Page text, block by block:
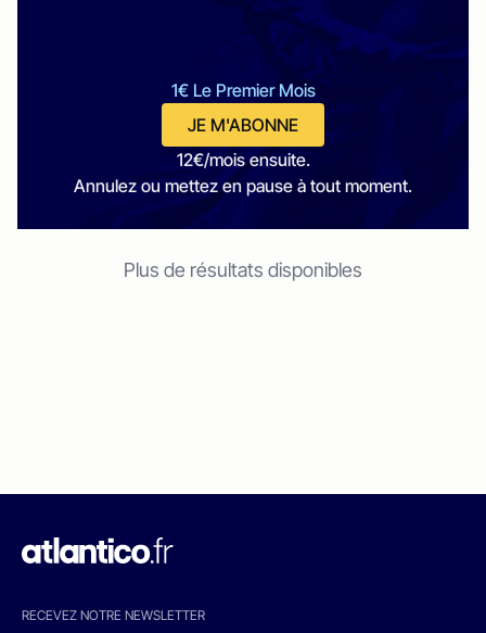
1€ Le Premier Mois
JE M'ABONNE
12€/mois ensuite.
Annulez ou mettez en pause à tout moment.
Plus de résultats disponibles
RECEVEZ NOTRE NEWSLETTER